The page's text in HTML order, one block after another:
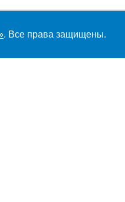
. Все права защищены.